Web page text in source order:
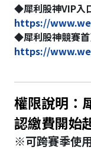
◆犀利股神VIP入
https://
◆犀利股神競賽
https://
權限說明：
認繳費開始
※可跨賽季使